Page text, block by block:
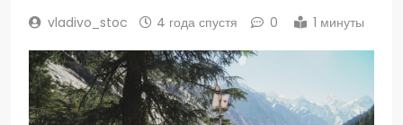
vladivo_stoc 4 года спустя 0 1 минуты